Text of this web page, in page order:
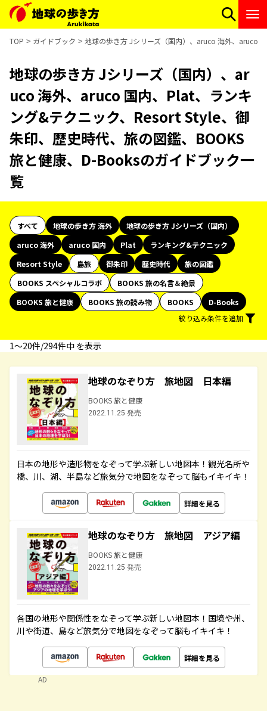
TOP ガイドブック 地球の歩き方 Jシリーズ（国内）、aruco 海外、aruco
地球の歩き方 Jシリーズ（国内）、ar
uco 海外、aruco 国内、Plat、ランキ
ング&テクニック、Resort Style、御
朱印、歴史時代、旅の図鑑、BOOKS
旅と健康、D-Booksのガイドブック一
覧
すべて 地球の歩き方 海外
地球の歩き方 Jシリーズ（国内）
aruco 海外
aruco 国内 Plat
ランキング&テクニック
Resort Style
島旅 御朱印 歴史時代
旅の図鑑
BOOKS スペシャルコラボ
BOOKS 旅の名言＆絶景
BOOKS 旅と健康
BOOKS 旅の読み物 BOOKS
D-Books
絞り込み条件を追加
1〜20件/294件中 を表示
地球のなぞり方 旅地図 日本編
BOOKS 旅と健康
2022.11.25 発売
日本の地形や造形物をなぞって学ぶ新しい地図本！観光名所や
橋、川、湖、半島など旅気分で地図をなぞって脳もイキイキ！
詳細を見る
地球のなぞり方 旅地図 アジア編
BOOKS 旅と健康
2022.11.25 発売
各国の地形や関係性をなぞって学ぶ新しい地図本！国境や州、
川や街道、島など旅気分で地図をなぞって脳もイキイキ！
詳細を見る
AD